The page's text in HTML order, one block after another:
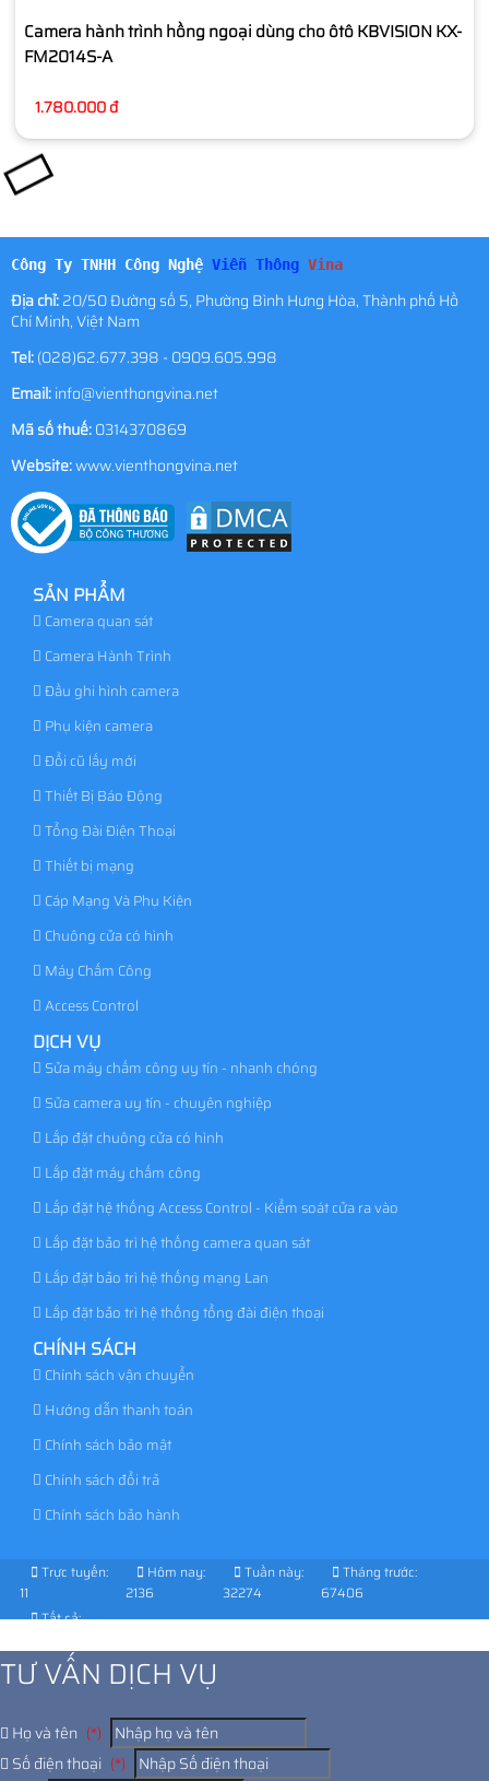
Camera hành trình hồng ngoại dùng cho ôtô KBVISION KX-
FM2014S-A
1.780.000 đ
Công Ty TNHH Công Nghệ Viễn Thông Vina
Địa chỉ:20/50 Đường số 5, Phường Bình Hưng Hòa, Thành phố Hồ
Chí Minh, Việt Nam
Tel:(028)62.677.398 - 0909.605.998
Email:info@vienthongvina.net
Mã số thuế:0314370869
Website:www.vienthongvina.net
SẢN PHẨM
Camera quan sát
Camera Hành Trình
Đầu ghi hình camera
Phụ kiện camera
Đổi cũ lấy mới
Thiết Bị Báo Động
Tổng Đài Điện Thoại
Thiết bị mạng
Cáp Mạng Và Phụ Kiện
Chuông cửa có hình
Máy Chấm Công
Access Control
DỊCH VỤ
Sửa máy chấm công uy tín - nhanh chóng
Sửa camera uy tín - chuyên nghiệp
Lắp đặt chuông cửa có hình
Lắp đặt máy chấm công
Lắp đặt hệ thống Access Control - Kiểm soát cửa ra vào
Lắp đặt bảo trì hệ thống camera quan sát
Lắp đặt bảo trì hệ thống mạng Lan
Lắp đặt bảo trì hệ thống tổng đài điện thoại
CHÍNH SÁCH
Chính sách vận chuyển
Hướng dẫn thanh toán
Chính sách bảo mật
Chính sách đổi trả
Chính sách bảo hành
Trực tuyến:
11
Hôm nay:
2136
Tuần này:
32274
Tháng trước:
67406
Tất cả:
TƯ VẤN DỊCH VỤ
Họ và tên (*)
Số điện thoại (*)